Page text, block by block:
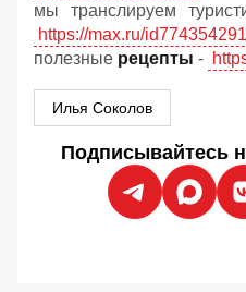
мы транслируем
https://max.ru/
полезные рецепты -
Илья Соколов
Подписывайтесь